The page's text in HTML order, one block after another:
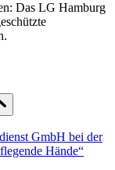
Das LG Hamburg
GmbH bei der
Hände“